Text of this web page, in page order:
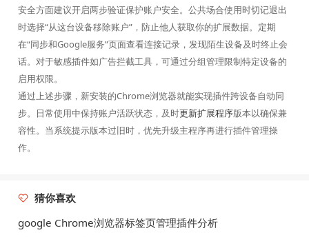
安全方面建议开启两步验证保护账户安全。公共场合使用时切记退出
时选择“从这台设备移除账户”，防止他人获取你的扩展数据。定期
在“同步和Google服务”页面查看连接记录，发现陌生设备及时终止会
话。对于敏感插件如广告拦截工具，可通过分组管理限制特定设备的
启用权限。
通过上述步骤，新安装的Chrome浏览器就能实现插件跨设备自动同
步。日常使用中保持账户活跃状态，及时更新扩展程序版本以确保兼
容性。当系统提示版本过旧时，优先升级主程序再进行插件管理操
作。
猜你喜欢
google Chrome浏览器标签页管理插件分析